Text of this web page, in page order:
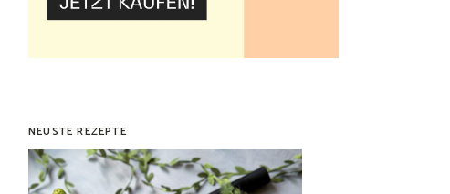
NEUSTE REZEPTE